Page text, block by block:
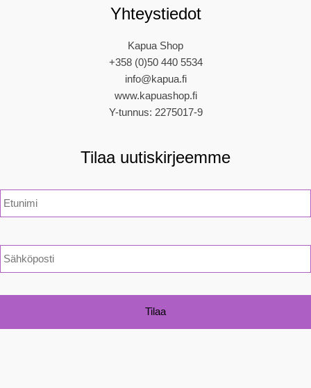
Yhteystiedot
Kapua Shop
+358 (0)50 440 5534
info@kapua.fi
www.kapuashop.fi
Y-tunnus: 2275017-9
Tilaa uutiskirjeemme
N
S
ä
ö
s